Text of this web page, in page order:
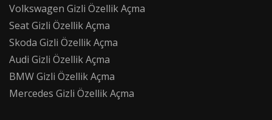
Volkswagen Gizli Özellik Açma
Seat Gizli Özellik Açma
Skoda Gizli Özellik Açma
Audi Gizli Özellik Açma
BMW Gizli Özellik Açma
Mercedes Gizli Özellik Açma